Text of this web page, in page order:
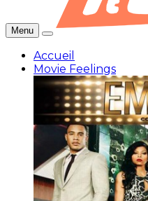
Menu
Accueil
Movie Feelings